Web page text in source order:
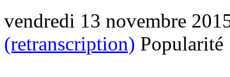
vendredi 13 novembre
(retranscription)